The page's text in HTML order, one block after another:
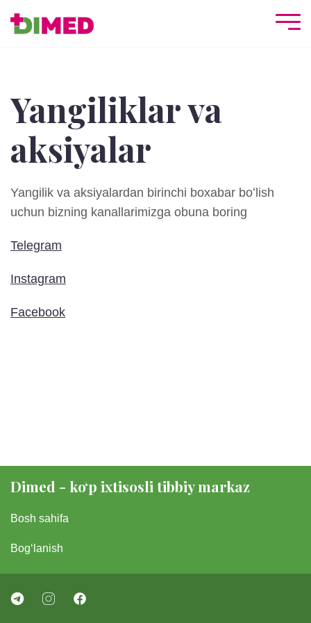
Yangiliklar va
aksiyalar
Yangilik va aksiyalardan birinchi boxabar boʻlish
uchun bizning kanallarimizga obuna boring
Telegram
Instagram
Facebook
Dimed - koʻp ixtisosli tibbiy markaz
Bosh sahifa
Bogʻlanish